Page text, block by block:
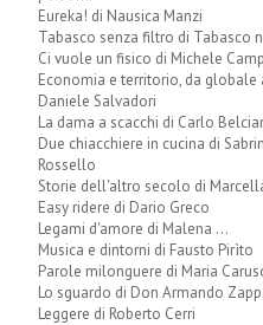
Eureka! di Nausica Manzi
Tabasco senza filtro di Tabasco
Ci vuole un fisico di Michele
Economia e territorio, da globale
Daniele Salvadori
La dama a scacchi di Carlo
Due chiacchiere in cucina di
Rossello
Storie dell'altro secolo di
Easy ridere di Dario Greco
Legami d'amore di Malena ...
Musica e dintorni di Fausto Pirìto
Parole milonguere di Maria
Lo sguardo di Don Armando
Leggere di Roberto Cerri